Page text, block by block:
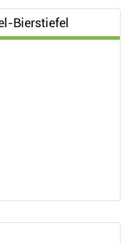
Bierstiefel